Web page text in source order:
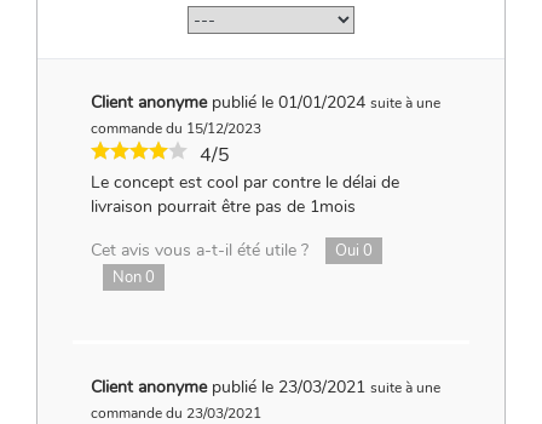
Client anonyme publié le 01/01/2024 suite à une
commande du 15/12/2023
4/5
Le concept est cool par contre le délai de
livraison pourrait être pas de 1mois
Cet avis vous a-t-il été utile ?
Oui 0
Non0
Client anonyme publié le 23/03/2021 suite à une
commande du 23/03/2021